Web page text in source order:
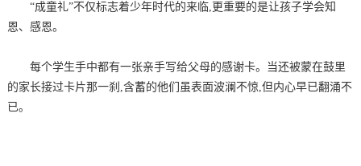
“成童礼”不仅标志着少年时代的来临,更重要的是让孩子学会知
恩、感恩。
每个学生手中都有一张亲手写给父母的感谢卡。当还被蒙在鼓里
的家长接过卡片那一刹,含蓄的他们虽表面波澜不惊,但内心早已翻涌不
已。